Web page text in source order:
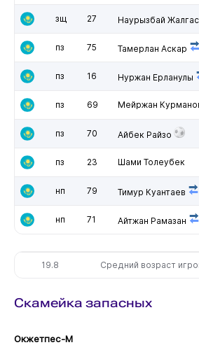
зщ 27 Наурызбай Жалгас
пз 75 Тамерлан Аскар
пз 16 Нуржан Ерланулы
пз 69 Мейржан
пз 70 Айбек Райзо
пз 23 Шами Толеубек
нп 79 Тимур Куантаев
нп 71 Айтжан Рамазан
19.8 Средний возраст
Скамейка запасных
Окжетпес-М